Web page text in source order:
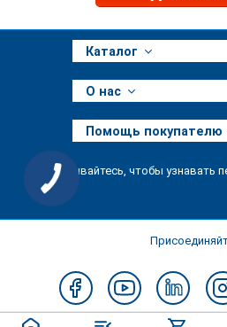
Каталог
О нас
Помощь покупателю
Подписывайтесь, чтобы узнавать